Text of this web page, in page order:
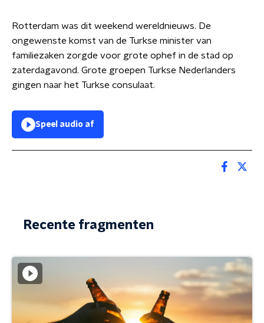
Rotterdam was dit weekend wereldnieuws. De
ongewenste komst van de Turkse minister van
familiezaken zorgde voor grote ophef in de stad op
zaterdagavond. Grote groepen Turkse Nederlanders
gingen naar het Turkse consulaat.
Speel audio af
Recente fragmenten